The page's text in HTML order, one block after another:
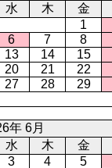
水 木 金
1
6 7 8
13 14 15
20 21 22
27 28 29
年 6月
水 木 金
3 4 5